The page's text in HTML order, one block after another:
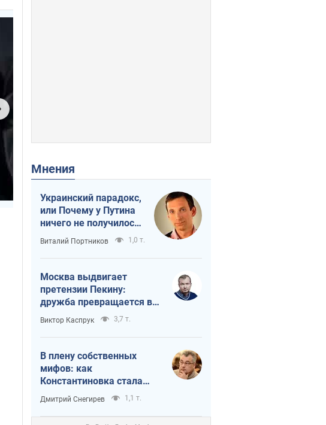
Мнения
Украинский парадокс,
или Почему у Путина
ничего не получилось
с Украиной
Виталий Портников 1,0 т.
Москва выдвигает
претензии Пекину:
дружба превращается в
зависимость России от
Китая
Виктор Каспрук 3,7 т.
В плену собственных
мифов: как
Константиновка стала
главной идеологической
ловушкой для российских
оккупантов
Дмитрий Снегирев 1,1 т.